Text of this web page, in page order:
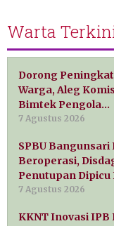
Warta
Dorong
Warga, Aleg
Bimtek Pengola…
7 Agustus 2026
SPBU
Beroperasi,
Penutupan Dipicu
7 Agustus 2026
KKNT Inovasi IPB